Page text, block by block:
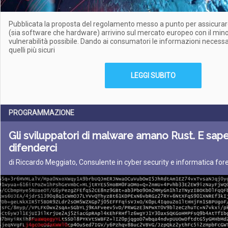
Pubblicata la proposta del regolamento messo a punto per
(sia software che hardware) arrivino sul mercato europeo con il
vulnerabilità possibile. Dando ai consumatori le informazioni
quelli più sicuri
LEGGI SUBITO
PROGRAMMAZIONE
Gli sviluppatori di malware amano Rust. E
difenderci
di Riccardo Meggiato, Consulente in cyber security e informatica